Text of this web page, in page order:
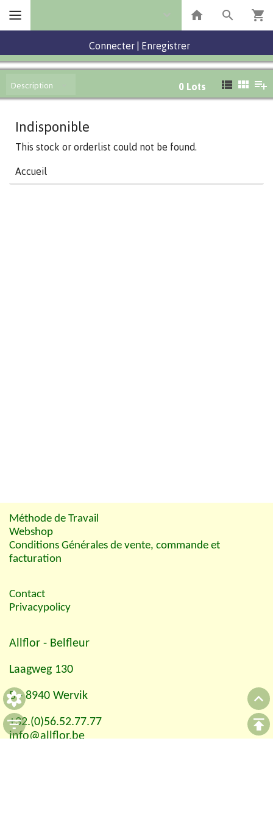
Connecter Enregistrer
Description 0 Lots
Indisponible
This stock or orderlist could not be found.
Accueil
Méthode de Travail
Webshop
Conditions Générales de vente, commande et
facturation
Contact
Privacypolicy
Allflor - Belfleur
Laagweg 130
B - 8940 Wervik
+32.(0)56.52.77.77
info@allflor.be